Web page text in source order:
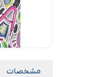
مشخصات